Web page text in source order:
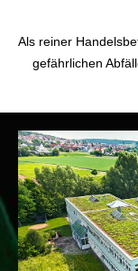
Als reiner
gefährlichen